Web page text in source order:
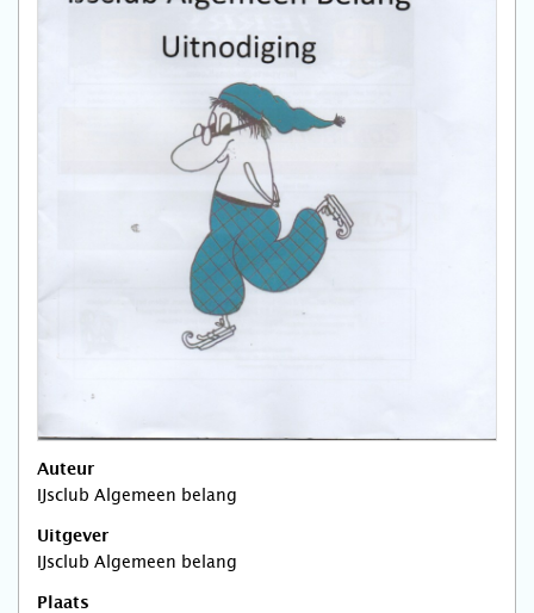
Auteur
IJsclub Algemeen belang
Uitgever
IJsclub Algemeen belang
Plaats